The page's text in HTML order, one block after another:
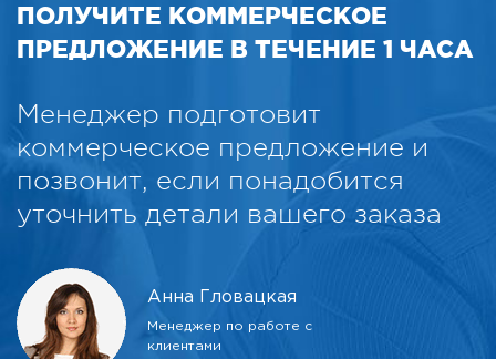
ПОЛУЧИТЕ КОММЕРЧЕСКОЕ
ПРЕДЛОЖЕНИЕ В ТЕЧЕНИЕ 1 ЧАСА
Менеджер подготовит
коммерческое предложение и
позвонит, если понадобится
уточнить детали вашего заказа
Анна Гловацкая
Менеджер по работе с
клиентами